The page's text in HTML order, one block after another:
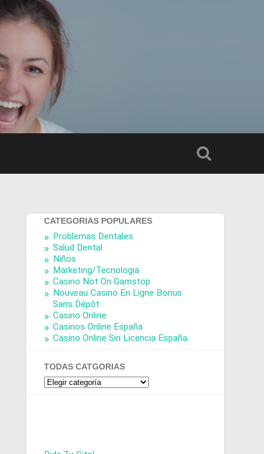
CATEGORIAS POPULARES
Problemas Dentales
Salud Dental
Niños
Marketing/Tecnologia
Casino Not On Gamstop
Nouveau Casino En Ligne Bonus
Sans Dépôt
Casino Online
Casinos Online España
Casino Online Sin Licencia España
TODAS CATGORIAS
Todas
Catgorias